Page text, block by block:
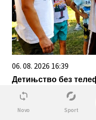
06. 08. 2026 16:39
Детињство без
окупиле 72
Novo Sport